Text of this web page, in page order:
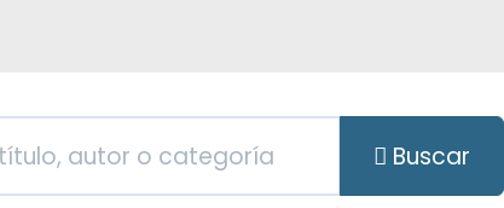
Buscar